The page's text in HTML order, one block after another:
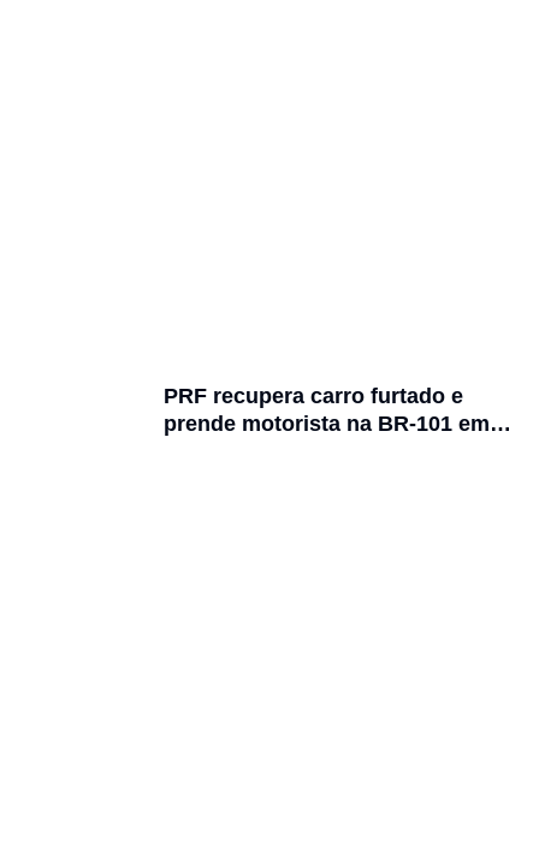
PRF recupera carro furtado e
prende motorista na BR-101 em